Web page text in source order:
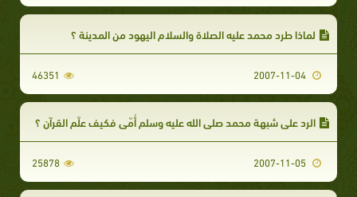
لماذا طرد محمد عليه الصلاة والسلام اليهود من المدينة ؟
46351
الرد على شبهة محمد صلى الله عليه وسلم أُمّى فكيف علّم القرآن ؟
25878